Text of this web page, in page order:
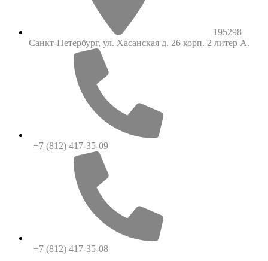
195298
Санкт-Петербург, ул. Хасанская д. 26 корп. 2 литер А.
+7 (812) 417-35-09
+7 (812) 417-35-08